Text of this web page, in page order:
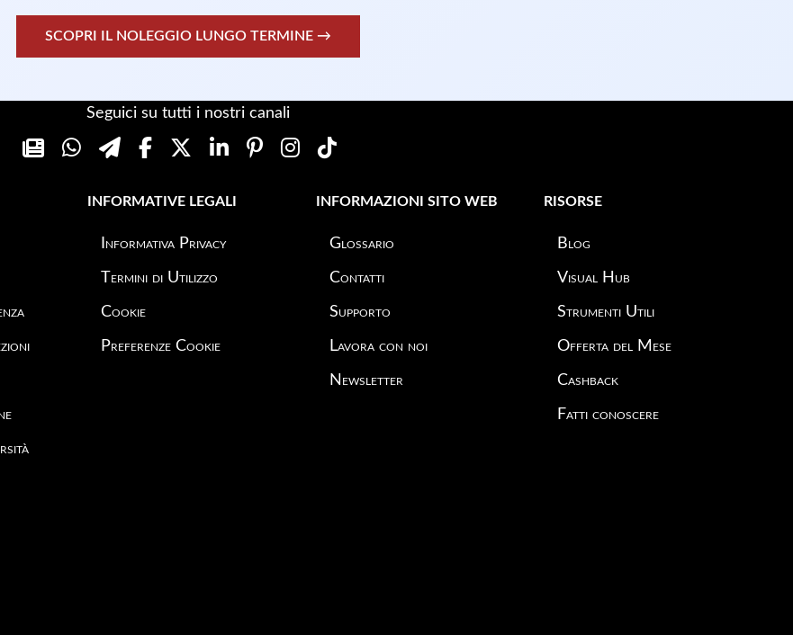
SCOPRI IL NOLEGGIO LUNGO TERMINE →
Seguici su tutti i nostri canali
INFORMATIVE LEGALI
Informativa Privacy
Termini di Utilizzo
Cookie
Preferenze Cookie
INFORMAZIONI SITO WEB
Glossario
Contatti
Supporto
Lavora con noi
Newsletter
RISORSE
Blog
Visual Hub
Strumenti Utili
Offerta del Mese
Cashback
Fatti conoscere